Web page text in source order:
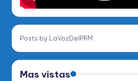
Posts by LaVozDelPRM
Mas vistas